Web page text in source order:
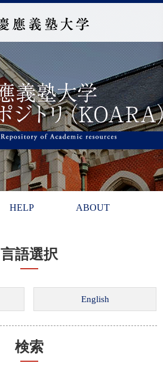
HELP ABOUT
言語選択
検索